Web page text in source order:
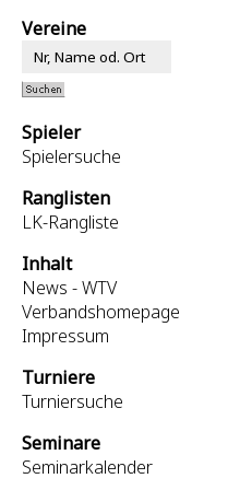
Vereine
Spieler
Spielersuche
Ranglisten
LK-Rangliste
Inhalt
News - WTV
Verbandshomepage
Impressum
Turniere
Turniersuche
Seminare
Seminarkalender